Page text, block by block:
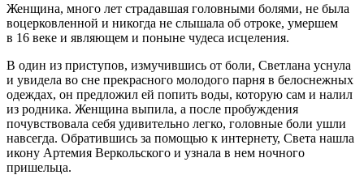
Женщина, много лет страдавшая головными болями, не была
воцерковленной и никогда не слышала об отроке, умершем
в 16 веке и являющем и поныне чудеса исцеления.
В один из приступов, измучившись от боли, Светлана уснула
и увидела во сне прекрасного молодого парня в белоснежных
одеждах, он предложил ей попить воды, которую сам и налил
из родника. Женщина выпила, а после пробуждения
почувствовала себя удивительно легко, головные боли ушли
навсегда. Обратившись за помощью к интернету, Света нашла
икону Артемия Веркольского и узнала в нем ночного
пришельца.